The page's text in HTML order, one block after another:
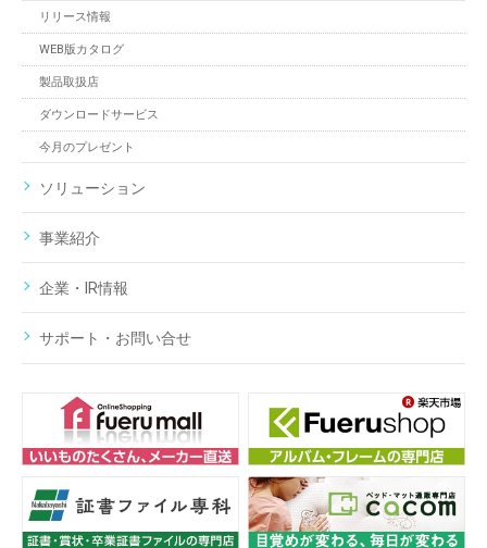
リリース情報
WEB版カタログ
製品取扱店
ダウンロードサービス
今月のプレゼント
ソリューション
事業紹介
企業・IR情報
サポート・お問い合せ